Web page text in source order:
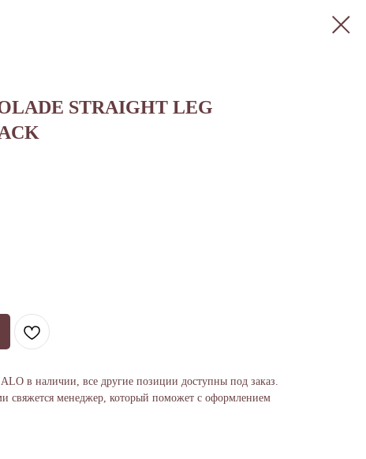
STRAIGHT LEG
в наличии, все другие позиции доступны под заказ.
свяжется менеджер, который поможет с оформлением